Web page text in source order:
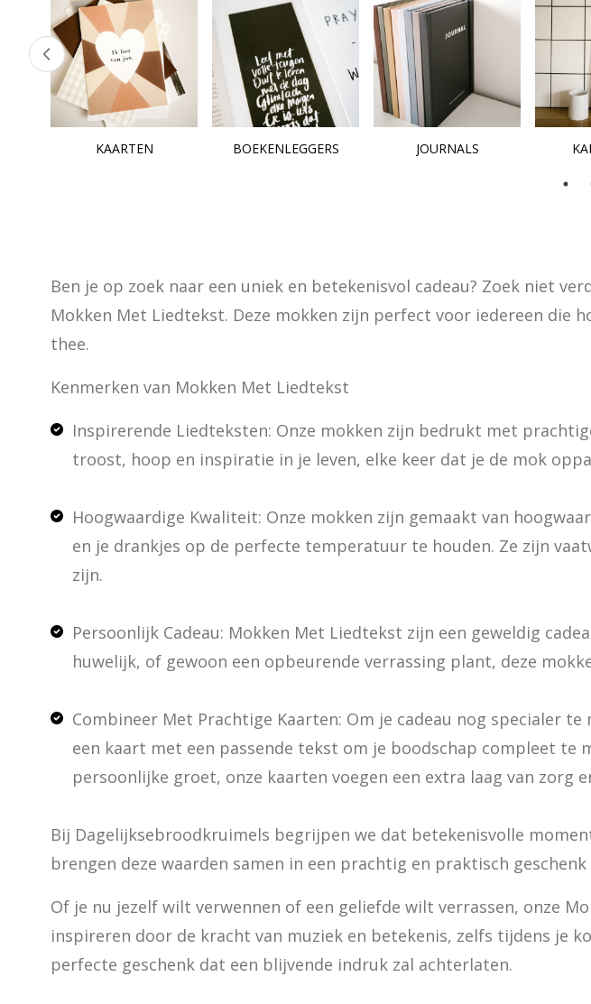
KAARTEN BOEKENLEGGERS JOURNALS
Ben je op zoek naar een uniek en betekenisvol cadeau? Zoek niet
Mokken Met Liedtekst. Deze mokken zijn perfect voor iedereen
thee.
Kenmerken van Mokken Met Liedtekst
Inspirerende Liedteksten: Onze mokken zijn bedrukt met
troost, hoop en inspiratie in je leven, elke keer dat je de mok
Hoogwaardige Kwaliteit: Onze mokken zijn gemaakt van
en je drankjes op de perfecte temperatuur te houden. Ze zijn
zijn.
Persoonlijk Cadeau: Mokken Met Liedtekst zijn een geweldig
huwelijk, of gewoon een opbeurende verrassing plant, deze
Combineer Met Prachtige Kaarten: Om je cadeau nog specialer
een kaart met een passende tekst om je boodschap compleet te
persoonlijke groet, onze kaarten voegen een extra laag van zorg
Bij Dagelijksebroodkruimels begrijpen we dat betekenisvolle
brengen deze waarden samen in een prachtig en praktisch
Of je nu jezelf wilt verwennen of een geliefde wilt verrassen, onze
inspireren door de kracht van muziek en betekenis, zelfs tijdens je
perfecte geschenk dat een blijvende indruk zal achterlaten.